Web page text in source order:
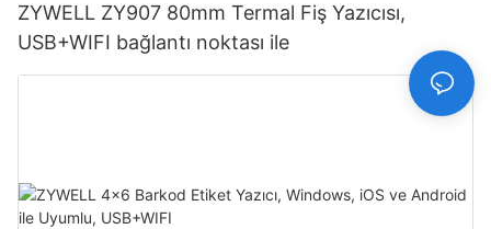
ZYWELL ZY907 80mm Termal Fiş Yazıcısı,
USB+WIFI bağlantı noktası ile